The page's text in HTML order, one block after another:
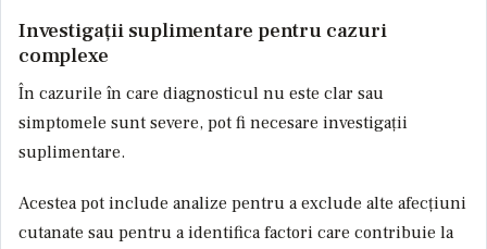
Investigații suplimentare pentru cazuri
complexe
În cazurile în care diagnosticul nu este clar sau
simptomele sunt severe, pot fi necesare investigații
suplimentare.
Acestea pot include analize pentru a exclude alte afecțiuni
cutanate sau pentru a identifica factori care contribuie la